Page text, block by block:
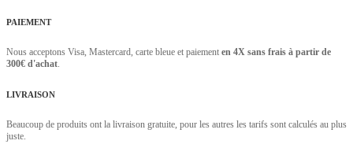
PAIEMENT
Nous acceptons Visa, Mastercard, carte bleue et paiement en 4X sans frais à partir de
300€ d'achat.
LIVRAISON
Beaucoup de produits ont la livraison gratuite, pour les autres les tarifs sont calculés au plus
juste.